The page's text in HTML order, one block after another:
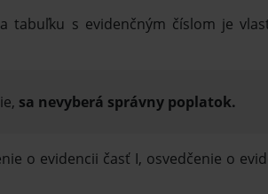
tabuľku s evidenčným číslom je
sa nevyberá správny poplatok.
o evidencii časť I, osvedčenie o